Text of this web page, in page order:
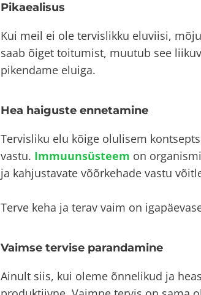
Pikaealisus
Kui meil ei ole tervislikku eluviisi,
saab õiget toitumist, muutub see
pikendame eluiga.
Hea haiguste ennetamine
Tervisliku elu kõige olulisem
vastu. Immuunsüsteem on
ja kahjustavate võõrkehade vastu
Terve keha ja terav vaim on
Vaimse tervise parandamine
Ainult siis, kui oleme õnnelikud ja